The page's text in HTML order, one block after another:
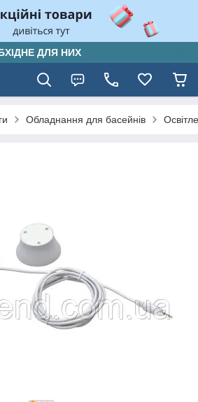
ДЛЯ НИХ
Обладнання для басейнів